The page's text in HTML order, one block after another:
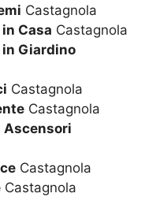
Castagnola
Casa Castagnola
Giardino
Castagnola
Castagnola
Ascensori
Castagnola
Castagnola